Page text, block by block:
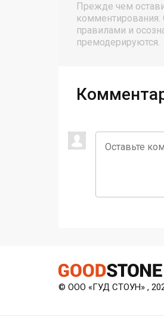
Прежде чем
правилами и
премодерируются.
© ООО «ГУД СТОУН» ,